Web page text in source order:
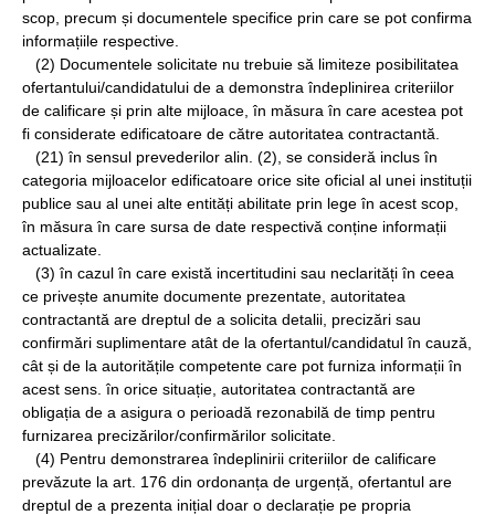
scop, precum și documentele specifice prin care se pot confirma
informațiile respective.
(2) Documentele solicitate nu trebuie să limiteze posibilitatea
ofertantului/candidatului de a demonstra îndeplinirea criteriilor
de calificare și prin alte mijloace, în măsura în care acestea pot
fi considerate edificatoare de către autoritatea contractantă.
(21) în sensul prevederilor alin. (2), se consideră inclus în
categoria mijloacelor edificatoare orice site oficial al unei instituții
publice sau al unei alte entități abilitate prin lege în acest scop,
în măsura în care sursa de date respectivă conține informații
actualizate.
(3) în cazul în care există incertitudini sau neclarități în ceea
ce privește anumite documente prezentate, autoritatea
contractantă are dreptul de a solicita detalii, precizări sau
confirmări suplimentare atât de la ofertantul/candidatul în cauză,
cât și de la autoritățile competente care pot furniza informații în
acest sens. în orice situație, autoritatea contractantă are
obligația de a asigura o perioadă rezonabilă de timp pentru
furnizarea precizărilor/confirmărilor solicitate.
(4) Pentru demonstrarea îndeplinirii criteriilor de calificare
prevăzute la art. 176 din ordonanța de urgență, ofertantul are
dreptul de a prezenta inițial doar o declarație pe propria